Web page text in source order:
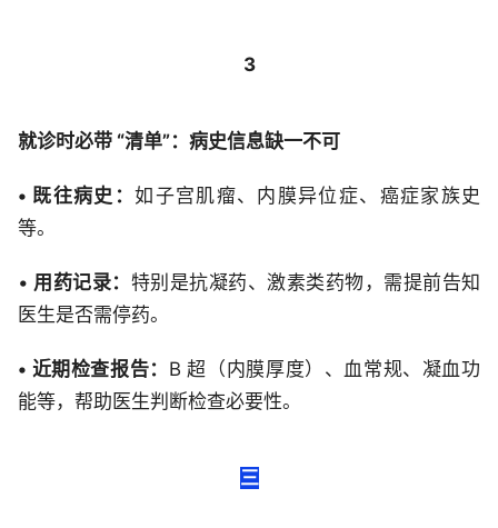
3
就诊时必带 “清单”：病史信息缺一不可
• 既往病史：如子宫肌瘤、内膜异位症、癌症家族史
等。
• 用药记录： 特别是抗凝药、激素类药物，需提前告知
医生是否需停药。
• 近期检查报告： B 超（内膜厚度）、血常规、凝血功
能等，帮助医生判断检查必要性。
三